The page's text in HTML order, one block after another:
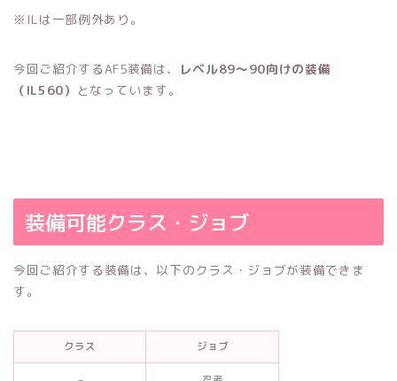
※ILは一部例外あり。
今回ご紹介するAF5装備は、
レベル89〜90向けの装備
（IL560） となっています。
装備可能クラス・ジョブ
今回ご紹介する装備は、以下のクラス・ジョブが装備できま
す。
クラス ジョブ